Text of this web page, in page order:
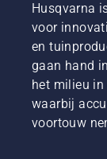
Husqvarna
voor
en
gaan hand
het milieu in
waarbij
voortouw